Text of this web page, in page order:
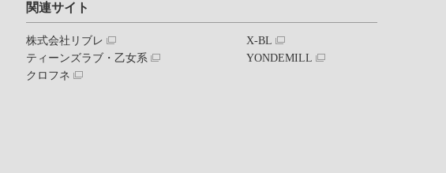
関連サイト
株式会社リブレ
ティーンズラブ・乙女系
クロフネ
X-BL
YONDEMILL